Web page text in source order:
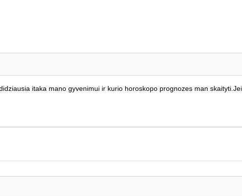
itaka mano gyvenimui ir kurio horoskopo prognozes man